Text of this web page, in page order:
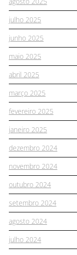
julho 2025
junho 2025
maio 2025
abril 2025
março 2025
fevereiro 2025
janeiro 2025
dezembro 2024
novembro 2024
outubro 2024
setembro 2024
agosto 2024
julho 2024